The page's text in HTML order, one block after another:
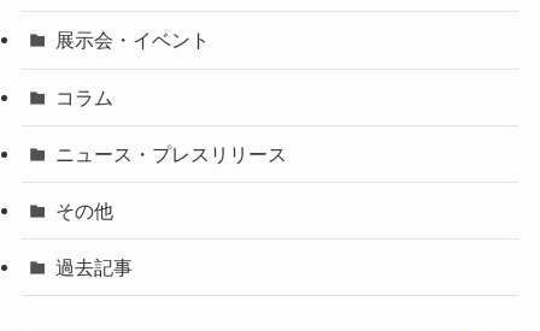
展示会・イベント
コラム
ニュース・プレスリリース
その他
過去記事